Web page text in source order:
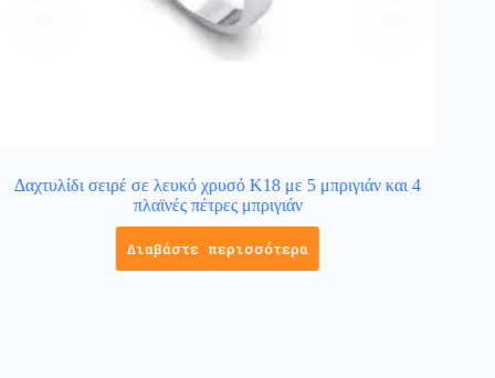
Δαχτυλίδι σειρέ σε λευκό χρυσό Κ18 με 5 μπριγιάν και 4
πλαϊνές πέτρες μπριγιάν
Διαβάστε περισσότερα